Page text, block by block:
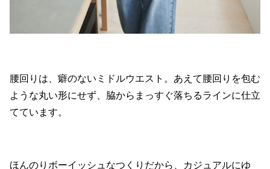
腰回りは、癖のないミドルウエスト。あえて腰回りを包む
ような丸い形にせず、脇からまっすぐ落ちるラインに仕立
てています。
ほんのりボーイッシュなつくりだから、カジュアルにゆ